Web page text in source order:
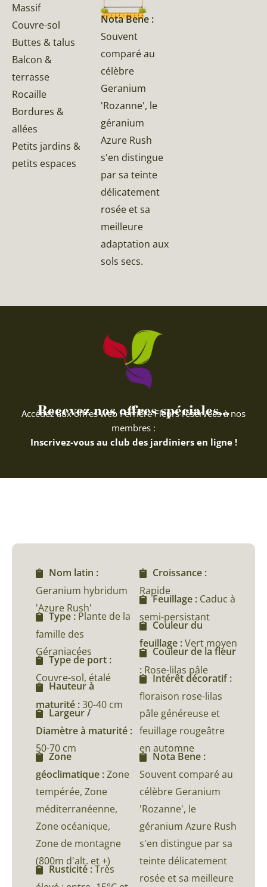
Massif
Couvre-sol
Buttes & talus
Balcon &
terrasse
Rocaille
Bordures &
allées
Petits jardins &
petits espaces
Nota Bene :
Souvent
comparé au
célèbre
Geranium
'Rozanne', le
géranium
Azure Rush
s'en distingue
par sa teinte
délicatement
rosée et sa
meilleure
adaptation aux
sols secs.
Recevez nos offres spéciales...
Accédez aux offres web Ferriere Fleurs réservées à nos
membres :
Inscrivez-vous au club des jardiniers en ligne !
Nom latin :
Geranium hybridum
'Azure Rush'
Type : Plante de la
famille des
Géraniacées
Type de port :
Couvre-sol, étalé
Hauteur à
maturité :30-40 cm
Largeur /
Diamètre à maturité :
50-70 cm
Zone
géoclimatique :Zone
tempérée, Zone
méditerranéenne,
Zone océanique,
Zone de montagne
(800m d'alt. et +)
Rusticité :Très
Croissance :
Rapide
Feuillage : Caduc à
semi-persistant
Couleur du
feuillage :Vert moyen
Couleur de la fleur
: Rose-lilas pâle
Intérêt décoratif :
floraison rose-lilas
pâle généreuse et
feuillage rougeâtre
en automne
Nota Bene :
Souvent comparé au
célèbre Geranium
'Rozanne', le
géranium Azure Rush
s'en distingue par sa
teinte délicatement
rosée et sa meilleure